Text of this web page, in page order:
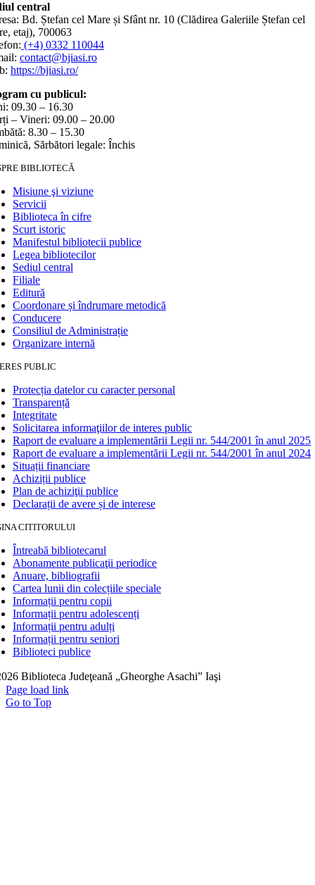
central
Bd. Ștefan cel Mare și Sfânt nr. 10 (Clădirea Galeriile Ștefan cel
etaj), 700063
(+4) 0332 110044
contact@bjiasi.ro
https://bjiasi.ro/
cu publicul:
09.30 – 16.30
– Vineri: 09.00 – 20.00
8.30 – 15.30
Sărbători legale: Închis
BIBLIOTECĂ
Misiune şi viziune
Servicii
Biblioteca în cifre
Scurt istoric
Manifestul bibliotecii publice
Legea bibliotecilor
Sediul central
Filiale
Editură
Coordonare și îndrumare metodică
Conducere
Consiliul de Administrație
Organizare internă
PUBLIC
Protecția datelor cu caracter personal
Transparență
Integritate
Solicitarea informaţiilor de interes public
Raport de evaluare a implementării Legii nr. 544/2001 în anul 2025
Raport de evaluare a implementării Legii nr. 544/2001 în anul 2024
Situații financiare
Achiziții publice
Plan de achiziţii publice
Declarații de avere și de interese
CITITORULUI
Întreabă bibliotecarul
Abonamente publicaţii periodice
Anuare, bibliografii
Cartea lunii din colecțiile speciale
Informații pentru copii
Informații pentru adolescenți
Informații pentru adulți
Informații pentru seniori
Biblioteci publice
Biblioteca Judeţeană „Gheorghe Asachi” Iaşi
Page load link
Go to Top